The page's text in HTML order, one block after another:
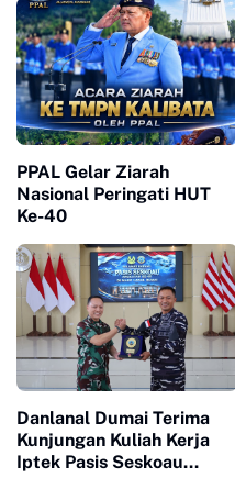
PPAL Gelar Ziarah
Nasional Peringati HUT
Ke-40
Danlanal Dumai Terima
Kunjungan Kuliah Kerja
Iptek Pasis Seskoau